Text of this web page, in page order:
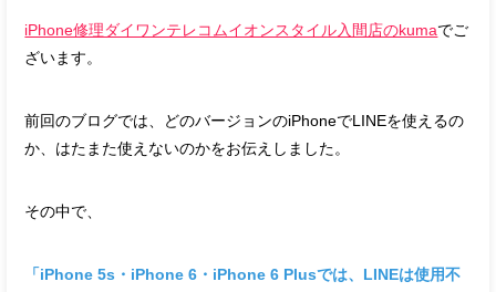
iPhone修理ダイワンテレコムイオンスタイル入間店のkumaでご
ざいます。
前回のブログでは、どのバージョンのiPhoneでLINEを使えるの
か、はたまた使えないのかをお伝えしました。
その中で、
「iPhone 5s・iPhone 6・iPhone 6 Plusでは、LINEは使用不